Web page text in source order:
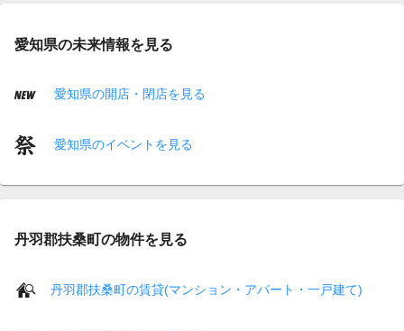
愛知県の未来情報を見る
愛知県の開店・閉店を見る
愛知県のイベントを見る
丹羽郡扶桑町の物件を見る
丹羽郡扶桑町の賃貸(マンション・アパート・一戸建て)